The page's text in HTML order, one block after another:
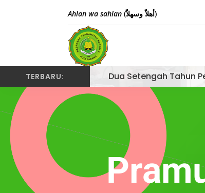
Ahlan wa sahlan (أهلاً وسهلاً)
TERBARU: Dua Setengah Tahun